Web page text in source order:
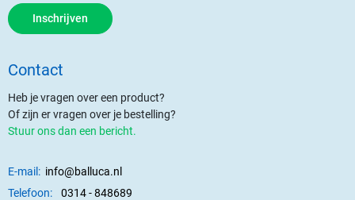
Inschrijven
Contact
Heb je vragen over een product?
Of zijn er vragen over je bestelling?
Stuur ons dan een bericht.
E-mail: info@balluca.nl
Telefoon:
0314 - 848689